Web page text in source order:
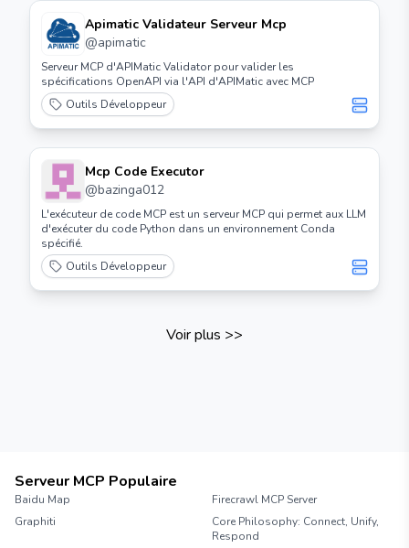
Apimatic Validateur Serveur Mcp
@apimatic
Serveur MCP d'APIMatic Validator pour valider les
spécifications OpenAPI via l'API d'APIMatic avec MCP
Outils Développeur
Mcp Code Executor
@bazinga012
L'exécuteur de code MCP est un serveur MCP qui permet aux LLM
d'exécuter du code Python dans un environnement Conda
spécifié.
Outils Développeur
Voir plus >>
Serveur MCP Populaire
Baidu Map
Firecrawl MCP Server
Graphiti
Core Philosophy: Connect, Unify,
Respond